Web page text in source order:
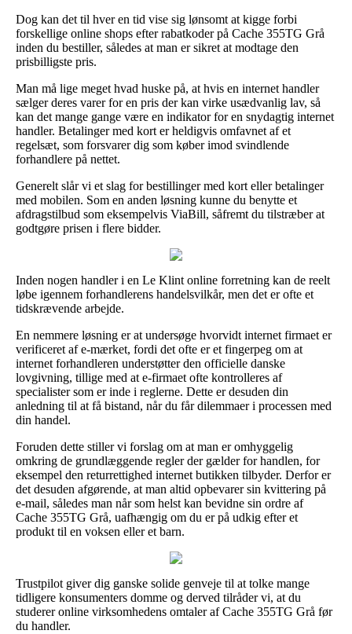
Dog kan det til hver en tid vise sig lønsomt at kigge forbi
forskellige online shops efter rabatkoder på Cache 355TG Grå
inden du bestiller, således at man er sikret at modtage den
prisbilligste pris.
Man må lige meget hvad huske på, at hvis en internet handler
sælger deres varer for en pris der kan virke usædvanlig lav, så
kan det mange gange være en indikator for en snydagtig internet
handler. Betalinger med kort er heldigvis omfavnet af et
regelsæt, som forsvarer dig som køber imod svindlende
forhandlere på nettet.
Generelt slår vi et slag for bestillinger med kort eller betalinger
med mobilen. Som en anden løsning kunne du benytte et
afdragstilbud som eksempelvis ViaBill, såfremt du tilstræber at
godtgøre prisen i flere bidder.
Inden nogen handler i en Le Klint online forretning kan de reelt
løbe igennem forhandlerens handelsvilkår, men det er ofte et
tidskrævende arbejde.
En nemmere løsning er at undersøge hvorvidt internet firmaet er
verificeret af e-mærket, fordi det ofte er et fingerpeg om at
internet forhandleren understøtter den officielle danske
lovgivning, tillige med at e-firmaet ofte kontrolleres af
specialister som er inde i reglerne. Dette er desuden din
anledning til at få bistand, når du får dilemmaer i processen med
din handel.
Foruden dette stiller vi forslag om at man er omhyggelig
omkring de grundlæggende regler der gælder for handlen, for
eksempel den returrettighed internet butikken tilbyder. Derfor er
det desuden afgørende, at man altid opbevarer sin kvittering på
e-mail, således man når som helst kan bevidne sin ordre af
Cache 355TG Grå, uafhængig om du er på udkig efter et
produkt til en voksen eller et barn.
Trustpilot giver dig ganske solide genveje til at tolke mange
tidligere konsumenters domme og derved tilråder vi, at du
studerer online virksomhedens omtaler af Cache 355TG Grå før
du handler.